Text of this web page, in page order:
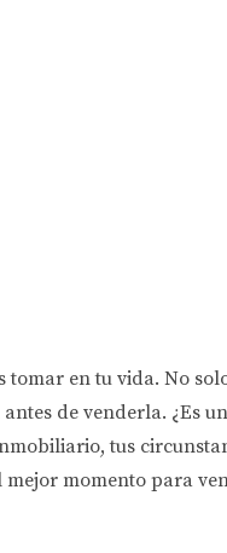
tomar en tu vida. No
de venderla. ¿Es
tus
momento para